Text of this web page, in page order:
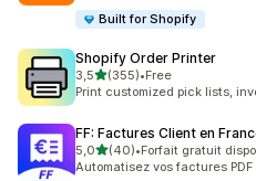
Built for Shopify
Shopify Order Printer
3,5stelle su 5
(355)
355 recensioni totali
•Free
Print customized pick lists,
FF: Factures Client en
5,0stelle su 5
(40)
40 recensioni totali
•Forfait gratuit
Automatisez vos factures